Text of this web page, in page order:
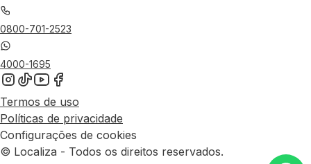
0800-701-2523
4000-1695
Termos de uso
Políticas de privacidade
Configurações de cookies
© Localiza - Todos os direitos reservados.